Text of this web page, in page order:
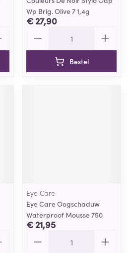
Wp Brig. Olive 7 1,4g
€ 27,90
Bestel
Eye Care
Eye Care Oogschaduw
Waterproof Mousse 750
€ 21,95